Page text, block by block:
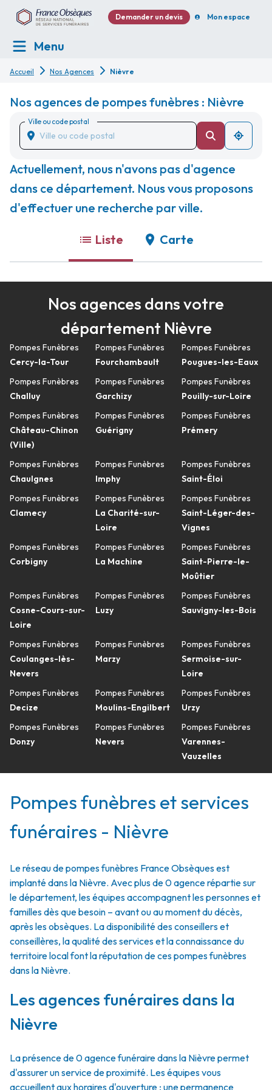
Demander un devis Mon espace
Menu
Accueil Nos Agences Nièvre
Nos agences de pompes funèbres : Nièvre
Ville ou code postal
Actuellement, nous n'avons pas d'agence
dans ce département. Nous vous proposons
d'effectuer une recherche par ville.
Liste Carte
Nos agences dans votre
département Nièvre
Pompes Funèbres
Cercy-la-Tour
Pompes Funèbres
Challuy
Pompes Funèbres
Château-Chinon
(Ville)
Pompes Funèbres
Chaulgnes
Pompes Funèbres
Clamecy
Pompes Funèbres
Corbigny
Pompes Funèbres
Cosne-Cours-sur-
Loire
Pompes Funèbres
Coulanges-lès-
Nevers
Pompes Funèbres
Decize
Pompes Funèbres
Donzy
Pompes Funèbres
Fourchambault
Pompes Funèbres
Garchizy
Pompes Funèbres
Guérigny
Pompes Funèbres
Imphy
Pompes Funèbres
La Charité-sur-
Loire
Pompes Funèbres
La Machine
Pompes Funèbres
Luzy
Pompes Funèbres
Marzy
Pompes Funèbres
Moulins-Engilbert
Pompes Funèbres
Nevers
Pompes Funèbres
Pougues-les-Eaux
Pompes Funèbres
Pouilly-sur-Loire
Pompes Funèbres
Prémery
Pompes Funèbres
Saint-Éloi
Pompes Funèbres
Saint-Léger-des-
Vignes
Pompes Funèbres
Saint-Pierre-le-
Moûtier
Pompes Funèbres
Sauvigny-les-Bois
Pompes Funèbres
Sermoise-sur-
Loire
Pompes Funèbres
Urzy
Pompes Funèbres
Varennes-
Vauzelles
Pompes funèbres et services
funéraires - Nièvre
Le réseau de pompes funèbres France Obsèques est
implanté dans la Nièvre. Avec plus de 0 agence répartie sur
le département, les équipes accompagnent les personnes et
familles dès que besoin – avant ou au moment du décès,
après les obsèques. La disponibilité des conseillers et
conseillères, la qualité des services et la connaissance du
territoire local font la réputation de ces pompes funèbres
dans la Nièvre.
Les agences funéraires dans la
Nièvre
La présence de 0 agence funéraire dans la Nièvre permet
d'assurer un service de proximité. Les équipes vous
accueillent aux horaires d'ouverture ; une permanence